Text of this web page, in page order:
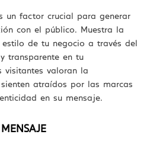
un factor crucial para generar
con el público. Muestra la
de tu negocio a través del
transparente en tu
visitantes valoran la
atraídos por las marcas
en su mensaje.